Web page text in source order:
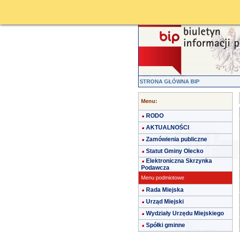
STRONA GŁÓWNA BIP
Menu:
RODO
AKTUALNOŚCI
Zamówienia publiczne
Statut Gminy Olecko
Elektroniczna Skrzynka
Podawcza
Menu podmiotowe
Rada Miejska
Urząd Miejski
Wydziały Urzędu Miejskiego
Spółki gminne